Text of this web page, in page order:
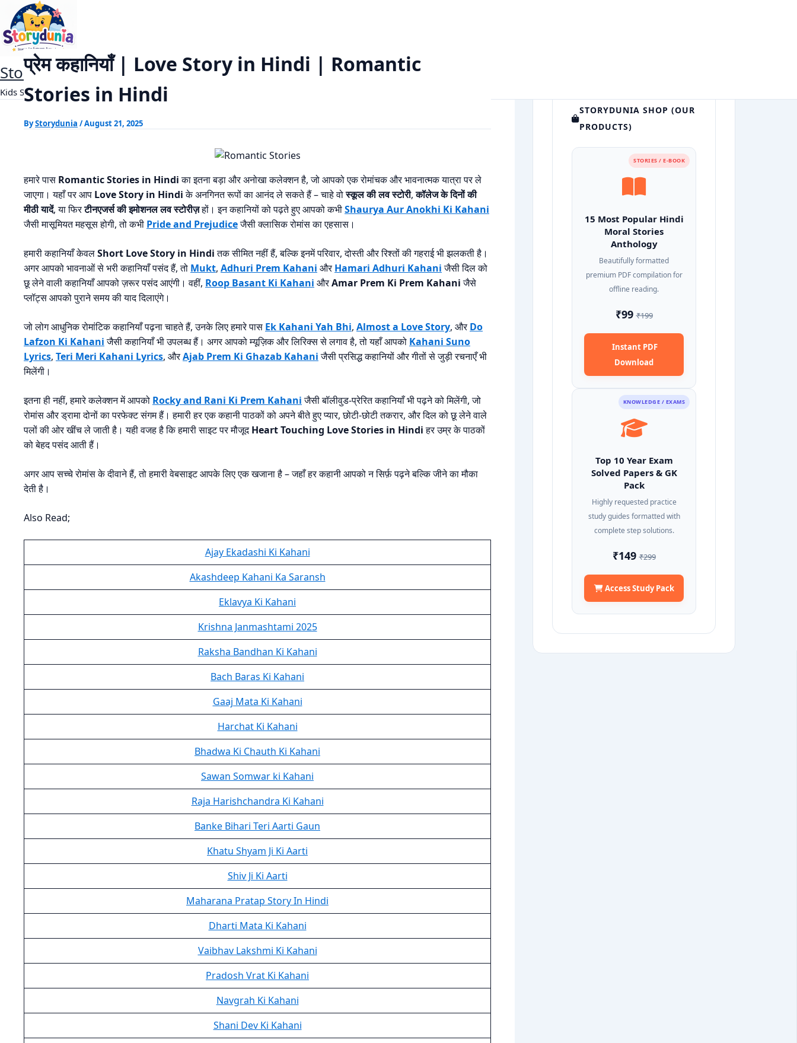
content
StoryDunia
Kids Stories
Home Romantic Story
प्रेम कहानियाँ | Love Story in Hindi | Romantic
Stories in Hindi
ByStorydunia /August 21, 2025
हमारे पास Romantic Stories in Hindiका इतना बड़ा और अनोखा कलेक्शन है, जो आपको एक रोमांचक और भावनात्मक यात्रा पर ले
जाएगा। यहाँ पर आप Love Story in Hindiके अनगिनत रूपों का आनंद ले सकते हैं – चाहे वोस्कूल की लव स्टोरी,कॉलेज के दिनों की
मीठी यादें, या फिरटीनएजर्स की इमोशनल लव स्टोरीज़हों। इन कहानियों को पढ़ते हुए आपको कभीShaurya Aur Anokhi Ki Kahani
जैसी मासूमियत महसूस होगी, तो कभी Pride and Prejudiceजैसी क्लासिक रोमांस का एहसास।
हमारी कहानियाँ केवलShort Love Story in Hindiतक सीमित नहीं हैं, बल्कि इनमें परिवार, दोस्ती और रिश्तों की गहराई भी झलकती है।
अगर आपको भावनाओं से भरी कहानियाँ पसंद हैं, तो Mukt, Adhuri Prem Kahani औरHamari Adhuri Kahaniजैसी दिल को
छू लेने वाली कहानियाँ आपको ज़रूर पसंद आएंगी। वहीं, Roop Basant Ki Kahani औरAmar Prem Ki Prem Kahaniजैसे
प्लॉट्स आपको पुराने समय की याद दिलाएंगे।
जो लोग आधुनिक रोमांटिक कहानियाँ पढ़ना चाहते हैं, उनके लिए हमारे पास Ek Kahani Yah Bhi, Almost a Love Story, औरDo
Lafzon Ki Kahaniजैसी कहानियाँ भी उपलब्ध हैं। अगर आपको म्यूज़िक और लिरिक्स से लगाव है, तो यहाँ आपको Kahani Suno
Lyrics, Teri Meri Kahani Lyrics, औरAjab Prem Ki Ghazab Kahaniजैसी प्रसिद्ध कहानियों और गीतों से जुड़ी रचनाएँ भी
मिलेंगी।
इतना ही नहीं, हमारे कलेक्शन में आपको Rocky and Rani Ki Prem Kahaniजैसी बॉलीवुड-प्रेरित कहानियाँ भी पढ़ने को मिलेंगी, जो
रोमांस और ड्रामा दोनों का परफेक्ट संगम हैं। हमारी हर एक कहानी पाठकों को अपने बीते हुए प्यार, छोटी-छोटी तकरार, और दिल को छू लेने वाले
पलों की ओर खींच ले जाती है। यही वजह है कि हमारी साइट पर मौजूदHeart Touching Love Stories in Hindiहर उम्र के पाठकों
को बेहद पसंद आती हैं।
अगर आप सच्चे रोमांस के दीवाने हैं, तो हमारी वेबसाइट आपके लिए एक खजाना है – जहाँ हर कहानी आपको न सिर्फ़ पढ़ने बल्कि जीने का मौका
देती है।
Also Read;
Ajay Ekadashi Ki Kahani
Akashdeep Kahani Ka Saransh
Eklavya Ki Kahani
Krishna Janmashtami 2025
Raksha Bandhan Ki Kahani
Bach Baras Ki Kahani
Gaaj Mata Ki Kahani
Harchat Ki Kahani
Bhadwa Ki Chauth Ki Kahani
Sawan Somwar ki Kahani
Raja Harishchandra Ki Kahani
Banke Bihari Teri Aarti Gaun
Khatu Shyam Ji Ki Aarti
Shiv Ji Ki Aarti
Maharana Pratap Story In Hindi
Dharti Mata Ki Kahani
Vaibhav Lakshmi Ki Kahani
Pradosh Vrat Ki Kahani
Navgrah Ki Kahani
Shani Dev Ki Kahani
STORYDUNIA SHOP (OUR
PRODUCTS)
STORIES / E-BOOK
15 Most Popular Hindi
Moral Stories
Anthology
Beautifully formatted
premium PDF compilation for
offline reading.
₹99₹199
Instant PDF
Download
KNOWLEDGE / EXAMS
Top 10 Year Exam
Solved Papers & GK
Pack
Highly requested practice
study guides formatted with
complete step solutions.
₹149₹299
Access Study Pack